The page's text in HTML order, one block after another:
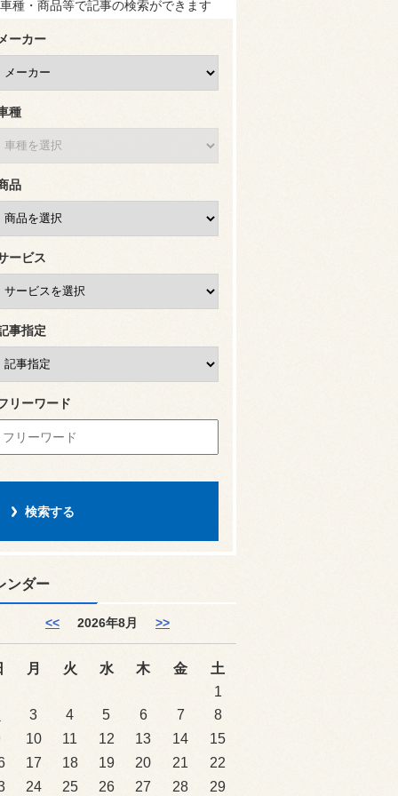
種・商品等で記事の検索ができます
ーカー
種
品
ービス
事指定
リーワード
ンダー
<< 2026年8月 >>
月 火 水 木 金
土
1
3 4 5 6 7
8
10 11 12 13 14
15
17 18 19 20 21
22
24 25 26 27 28 29